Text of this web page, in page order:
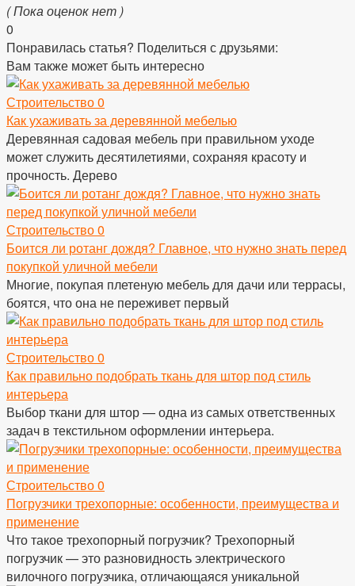
( Пока оценок нет )
0
Понравилась статья? Поделиться с друзьями:
Вам также может быть интересно
Строительство0
Как ухаживать за деревянной мебелью
Деревянная садовая мебель при правильном уходе
может служить десятилетиями, сохраняя красоту и
прочность. Дерево
Строительство0
Боится ли ротанг дождя? Главное, что нужно знать перед
покупкой уличной мебели
Многие, покупая плетеную мебель для дачи или террасы,
боятся, что она не переживет первый
Строительство0
Как правильно подобрать ткань для штор под стиль
интерьера
Выбор ткани для штор — одна из самых ответственных
задач в текстильном оформлении интерьера.
Строительство0
Погрузчики трехопорные: особенности, преимущества и
применение
Что такое трехопорный погрузчик? Трехопорный
погрузчик — это разновидность электрического
вилочного погрузчика, отличающаяся уникальной